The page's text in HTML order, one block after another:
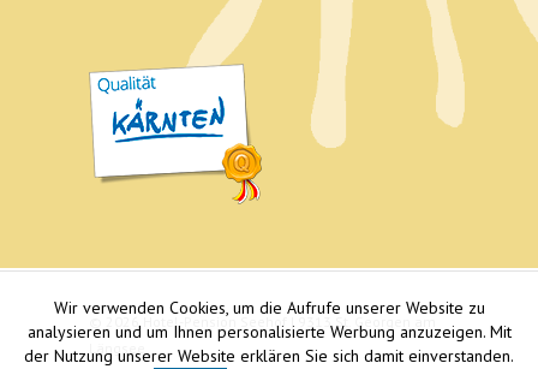
© 2026 Hotel-Pension Seehof | 9313 St. Georgen am
Wir verwenden Cookies, um die Aufrufe unserer Website zu
analysieren und um Ihnen personalisierte Werbung anzuzeigen. Mit
der Nutzung unserer Website erklären Sie sich damit einverstanden.